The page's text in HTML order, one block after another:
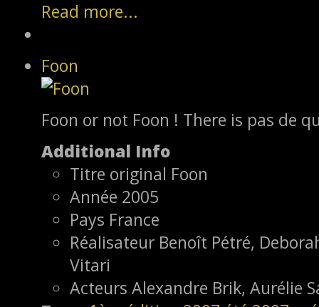
Read more...
Foon
Foon or not Foon ! There is pas de
Additional Info
Titre original Foon
Année 2005
Pays France
Réalisateur Benoît Pétré,
Vitari
Acteurs Alexandre Brik, Aurélie